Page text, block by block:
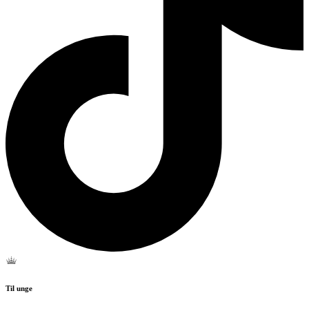
Til unge